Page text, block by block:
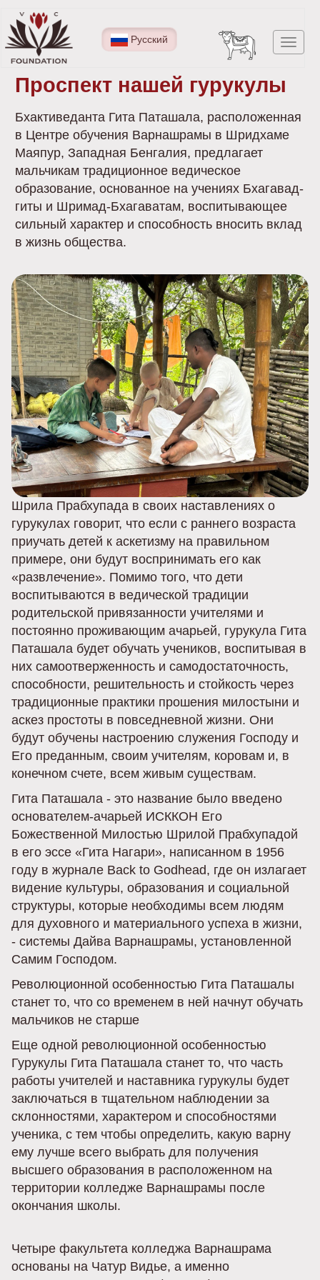
Перейти
основному
Русский
Проспект нашей гурукулы
Бхактиведанта Гита Паташала, расположенная
в Центре обучения Варнашрамы в Шридхаме
Маяпур, Западная Бенгалия, предлагает
мальчикам традиционное ведическое
образование, основанное на учениях Бхагавад-
гиты и Шримад-Бхагаватам, воспитывающее
сильный характер и способность вносить вклад
в жизнь общества.
Шрила Прабхупада в своих наставлениях о
гурукулах говорит, что если с раннего возраста
приучать детей к аскетизму на правильном
примере, они будут воспринимать его как
«развлечение». Помимо того, что дети
воспитываются в ведической традиции
родительской привязанности учителями и
постоянно проживающим ачарьей, гурукула Гита
Паташала будет обучать учеников, воспитывая в
них самоотверженность и самодостаточность,
способности, решительность и стойкость через
традиционные практики прошения милостыни и
аскез простоты в повседневной жизни. Они
будут обучены настроению служения Господу и
Его преданным, своим учителям, коровам и, в
конечном счете, всем живым существам.
Гита Паташала - это название было введено
основателем-ачарьей ИСККОН Его
Божественной Милостью Шрилой Прабхупадой
в его эссе «Гита Нагари», написанном в 1956
году в журнале Back to Godhead, где он излагает
видение культуры, образования и социальной
структуры, которые необходимы всем людям
для духовного и материального успеха в жизни,
- системы Дайва Варнашрамы, установленной
Самим Господом.
Революционной особенностью Гита Паташалы
станет то, что со временем в ней начнут обучать
мальчиков не старше
Еще одной революционной особенностью
Гурукулы Гита Паташала станет то, что часть
работы учителей и наставника гурукулы будет
заключаться в тщательном наблюдении за
склонностями, характером и способностями
ученика, с тем чтобы определить, какую варну
ему лучше всего выбрать для получения
высшего образования в расположенном на
территории колледже Варнашрамы после
окончания школы.
Четыре факультета колледжа Варнашрама
основаны на Чатур Видье, а именно